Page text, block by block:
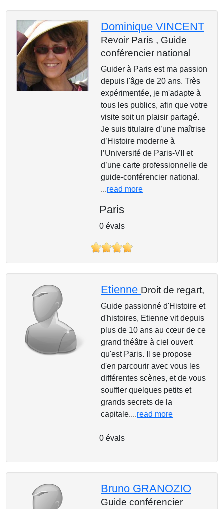
Dominique VINCENT
Revoir Paris , Guide
conférencier national
Guider à Paris est ma passion
depuis l'âge de 20 ans. Très
expérimentée, je m'adapte à
tous les publics, afin que votre
visite soit un plaisir partagé.
Je suis titulaire d’une maîtrise
d’Histoire moderne à
l’Université de Paris-VII et
d’une carte professionnelle de
guide-conférencier national.
...read more
Paris
0 évals
Etienne Droit de regart,
Guide passionné d'Histoire et
d'histoires, Etienne vit depuis
plus de 10 ans au cœur de ce
grand théâtre à ciel ouvert
qu'est Paris. Il se propose
d'en parcourir avec vous les
différentes scènes, et de vous
souffler quelques petits et
grands secrets de la
capitale....read more
0 évals
Bruno GRANOZIO
Guide conférencier